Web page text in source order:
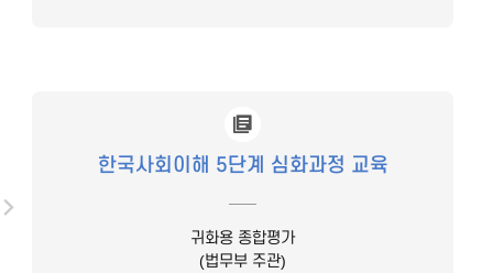
한국사회이해 5단계 심화과정 교육
귀화용 종합평가
(법무부 주관)